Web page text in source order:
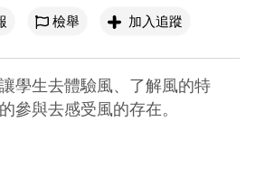
檢舉 加入追蹤
學生去體驗風、了解風的特
參與去感受風的存在。